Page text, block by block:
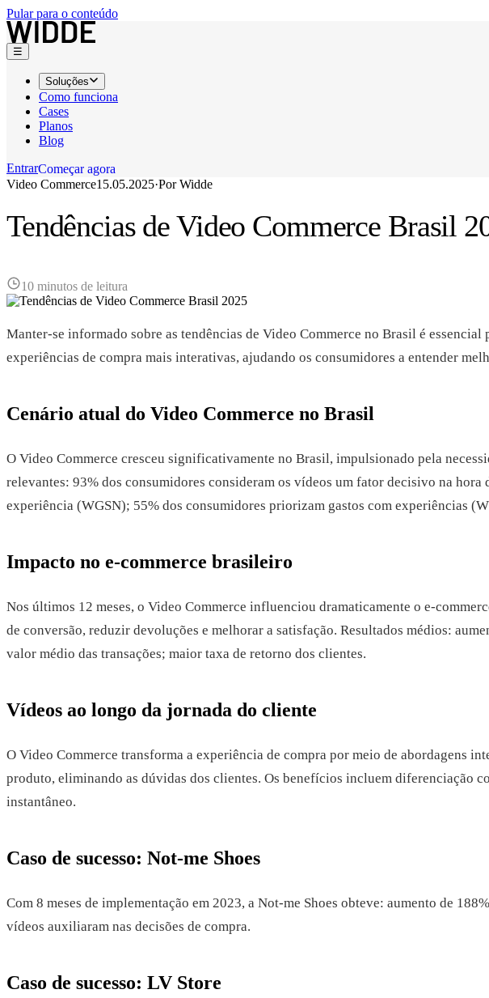
Pular para o conteúdo
☰
Soluções
Como funciona
Cases
Planos
Blog
EntrarC
C
o
o
m
m
e
e
ç
ç
a
a
r
r
a
a
g
g
o
o
r
r
a
a
Video Commerce15.05.2025·PorWidde
Tendências de Video Commerce Brasil
10 minutos de leitura
Manter-se informado sobre as tendências de Video Commerce no Brasil é
experiências de compra mais interativas, ajudando os consumidores a entender
Cenário atual do Video Commerce no Brasil
O Video Commerce cresceu significativamente no Brasil, impulsionado pela
relevantes: 93% dos consumidores consideram os vídeos um fator decisivo na
experiência (WGSN); 55% dos consumidores priorizam gastos com experiências
Impacto no e-commerce brasileiro
Nos últimos 12 meses, o Video Commerce influenciou dramaticamente o e-
de conversão, reduzir devoluções e melhorar a satisfação. Resultados médios:
valor médio das transações; maior taxa de retorno dos clientes.
Vídeos ao longo da jornada do cliente
O Video Commerce transforma a experiência de compra por meio de abordagens
produto, eliminando as dúvidas dos clientes. Os benefícios incluem diferenciação
instantâneo.
Caso de sucesso: Not-me Shoes
Com 8 meses de implementação em 2023, a Not-me Shoes obteve: aumento de
vídeos auxiliaram nas decisões de compra.
Caso de sucesso: LV Store